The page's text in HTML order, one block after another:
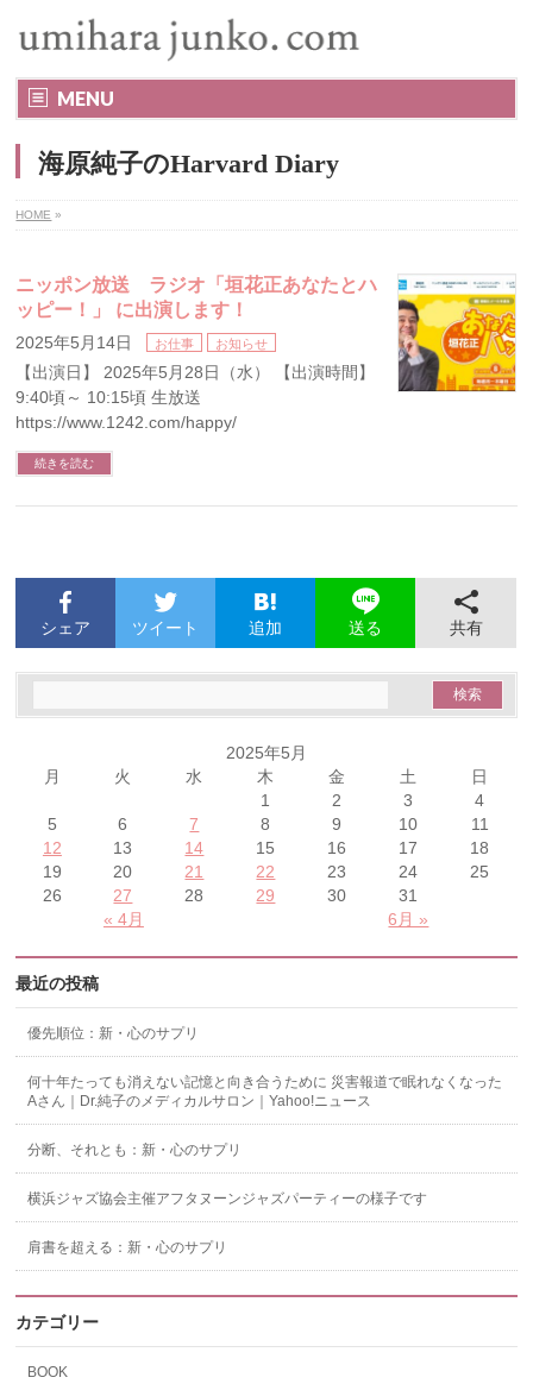
MENU
海原純子のHarvard Diary
HOME »
ニッポン放送 ラジオ「垣花正あなたとハ
ッピー！」 に出演します！
2025年5月14日 お仕事 お知らせ
【出演日】 2025年5月28日（水） 【出演時間】
9:40頃～ 10:15頃 生放送
https://www.1242.com/happy/
続きを読む
シェア ツイート 追加 送る 共有
2025年5月
月
火 水 木 金 土 日
« 4月 6月 »
1 2 3
4
5
6 7 8 9 10
11
12
13 14 15 16 17
18
19
20 21 22 23 24
25
26
27 28 29 30 31
最近の投稿
優先順位：新・心のサプリ
何十年たっても消えない記憶と向き合うために 災害報道で眠れなくなった
Aさん｜Dr.純子のメディカルサロン｜Yahoo!ニュース
分断、それとも：新・心のサプリ
横浜ジャズ協会主催アフタヌーンジャズパーティーの様子です
肩書を超える：新・心のサプリ
カテゴリー
BOOK